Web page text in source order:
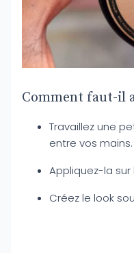
Comment faut-il
Travaillez une
entre vos mains.
Appliquez-la
Créez le look